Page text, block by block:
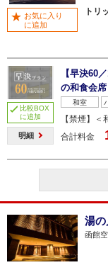
トリ
お気に入り
に追加
比較BOX
に追加
明細
【早決60
の和食会
和室
【禁煙】
合計料金
湯
函館